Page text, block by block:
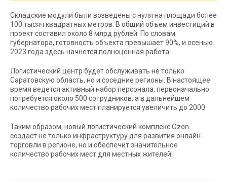
Складские модули были возведены с нуля на площади более
100 тысяч квадратных метров. В общий объем инвестиций в
проект составил около 8 млрд рублей. По словам
губернатора, готовность объекта превышает 90%, и осенью
2023 года здесь начнется полноценная работа.
Логистический центр будет обслуживать не только
Саратовскую область, но и соседние регионы. В настоящее
время ведется активный набор персонала, первоначально
потребуется около 500 сотрудников, а в дальнейшем
количество рабочих мест планируется увеличить до 2000.
Таким образом, новый логистический комплекс Ozon
создаст не только инфраструктуру для развития онлайн-
торговли в регионе, но и обеспечит значительное
количество рабочих мест для местных жителей.